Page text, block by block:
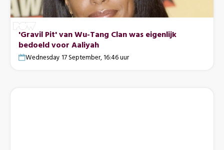
'Gravil Pit' van Wu-Tang Clan was eigenlijk
bedoeld voor Aaliyah
Wednesday 17 September, 16:46 uur